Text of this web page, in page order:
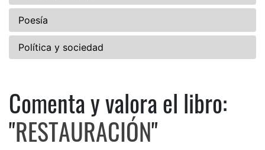
Poesía
Política y sociedad
Comenta y valora el libro:
Comenta y valora el libro:
"RESTAURACIÓN"